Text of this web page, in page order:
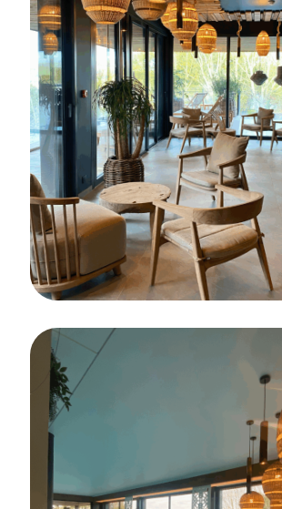
Pose des revêtements de sols et
du bar détente – Domaine Le Roi
à Ploërmel